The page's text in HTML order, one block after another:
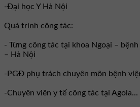
-Đại học Y Hà Nội
Quá trình công tác:
- Từng công tác tại khoa Ngoại –
– Hà Nội
-PGĐ phụ trách chuyên môn bệnh
-Chuyên viên y tế công tác tại Agola...